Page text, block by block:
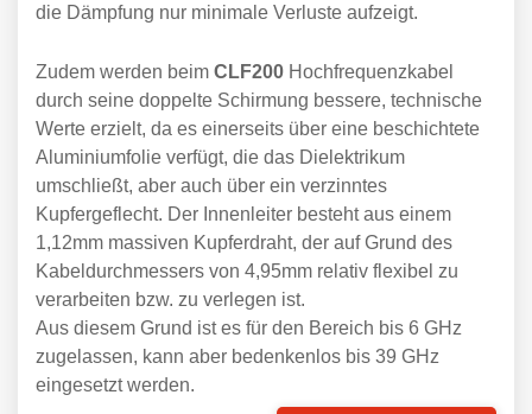
die Dämpfung nur minimale Verluste aufzeigt.
Zudem werden beim CLF200 Hochfrequenzkabel
durch seine doppelte Schirmung bessere, technische
Werte erzielt, da es einerseits über eine beschichtete
Aluminiumfolie verfügt, die das Dielektrikum
umschließt, aber auch über ein verzinntes
Kupfergeflecht. Der Innenleiter besteht aus einem
1,12mm massiven Kupferdraht, der auf Grund des
Kabeldurchmessers von 4,95mm relativ flexibel zu
verarbeiten bzw. zu verlegen ist.
Aus diesem Grund ist es für den Bereich bis 6 GHz
zugelassen, kann aber bedenkenlos bis 39 GHz
eingesetzt werden.